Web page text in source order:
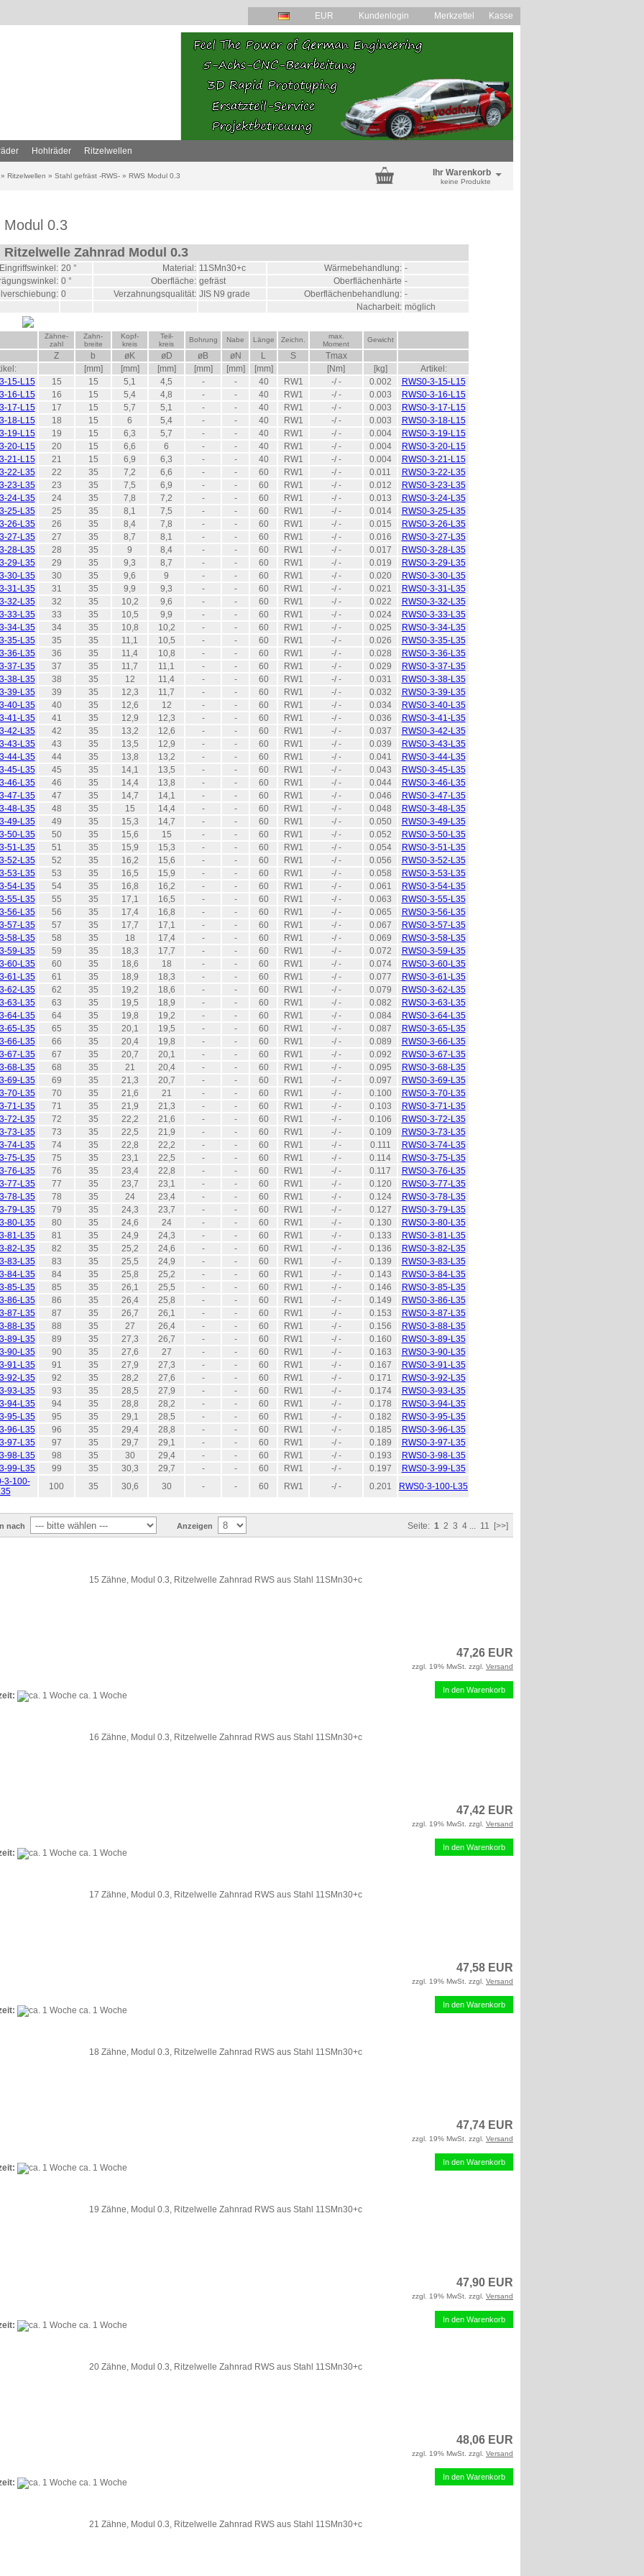
EUR Kundenlogin Merkzettel Kasse
Hohlräder Ritzelwellen
» Ritzelwellen » Stahl gefräst -RWS- » RWS Modul 0.3 Ihr Warenkorb
keine Produkte
Modul 0.3
Ritzelwelle Zahnrad Modul 0.3
Eingriffswinkel: 20 ° Material: 11SMn30+c Wärmebehandlung: -
0 ° Oberfläche: gefräst Oberflächenhärte -
0 Verzahnungsqualität: JIS N9 grade Oberflächenbehandlung: -
Nacharbeit: möglich
Zähne-
zahl
Zahn-
breite
Kopf-
kreis
Teil-
kreis
Bohrung Nabe Länge Zeichn.
max.
Moment
Gewicht
Z b øK øD øB øN L S
Tmax
[mm] [mm] [mm] [mm] [mm] [mm] [Nm] [kg]
Artikel:
15-L15
15 15 5,1 4,5 - - 40 RW1 -/ - 0.002
RWS0-3-15-L15
16-L15
16 15 5,4 4,8 - - 40 RW1 -/ - 0.003
RWS0-3-16-L15
17-L15
17 15 5,7 5,1 - - 40 RW1 -/ - 0.003
RWS0-3-17-L15
18-L15
18 15 6 5,4 - - 40 RW1 -/ - 0.003
RWS0-3-18-L15
19-L15
19 15 6,3 5,7 - - 40 RW1 -/ - 0.004
RWS0-3-19-L15
20-L15
20 15 6,6 6 - - 40 RW1 -/ - 0.004
RWS0-3-20-L15
21-L15
21 15 6,9 6,3 - - 40 RW1 -/ - 0.004
RWS0-3-21-L15
22-L35
22 35 7,2 6,6 - - 60 RW1 -/ - 0.011
RWS0-3-22-L35
23-L35
23 35 7,5 6,9 - - 60 RW1 -/ - 0.012
RWS0-3-23-L35
24-L35
24 35 7,8 7,2 - - 60 RW1 -/ - 0.013
RWS0-3-24-L35
25-L35
25 35 8,1 7,5 - - 60 RW1 -/ - 0.014
RWS0-3-25-L35
26-L35
26 35 8,4 7,8 - - 60 RW1 -/ - 0.015
RWS0-3-26-L35
27-L35
27 35 8,7 8,1 - - 60 RW1 -/ - 0.016
RWS0-3-27-L35
28-L35
28 35 9 8,4 - - 60 RW1 -/ - 0.017
RWS0-3-28-L35
29-L35
29 35 9,3 8,7 - - 60 RW1 -/ - 0.019
RWS0-3-29-L35
30-L35
30 35 9,6 9 - - 60 RW1 -/ - 0.020
RWS0-3-30-L35
31-L35
31 35 9,9 9,3 - - 60 RW1 -/ - 0.021
RWS0-3-31-L35
32-L35
32 35 10,2 9,6 - - 60 RW1 -/ - 0.022
RWS0-3-32-L35
33-L35
33 35 10,5 9,9 - - 60 RW1 -/ - 0.024
RWS0-3-33-L35
34-L35
34 35 10,8 10,2 - - 60 RW1 -/ - 0.025
RWS0-3-34-L35
35-L35
35 35 11,1 10,5 - - 60 RW1 -/ - 0.026
RWS0-3-35-L35
36-L35
36 35 11,4 10,8 - - 60 RW1 -/ - 0.028
RWS0-3-36-L35
37-L35
37 35 11,7 11,1 - - 60 RW1 -/ - 0.029
RWS0-3-37-L35
38-L35
38 35 12 11,4 - - 60 RW1 -/ - 0.031
RWS0-3-38-L35
39-L35
39 35 12,3 11,7 - - 60 RW1 -/ - 0.032
RWS0-3-39-L35
40-L35
40 35 12,6 12 - - 60 RW1 -/ - 0.034
RWS0-3-40-L35
41-L35
41 35 12,9 12,3 - - 60 RW1 -/ - 0.036
RWS0-3-41-L35
42-L35
42 35 13,2 12,6 - - 60 RW1 -/ - 0.037
RWS0-3-42-L35
43-L35
43 35 13,5 12,9 - - 60 RW1 -/ - 0.039
RWS0-3-43-L35
44-L35
44 35 13,8 13,2 - - 60 RW1 -/ - 0.041
RWS0-3-44-L35
45-L35
45 35 14,1 13,5 - - 60 RW1 -/ - 0.043
RWS0-3-45-L35
46-L35
46 35 14,4 13,8 - - 60 RW1 -/ - 0.044
RWS0-3-46-L35
47-L35
47 35 14,7 14,1 - - 60 RW1 -/ - 0.046
RWS0-3-47-L35
48-L35
48 35 15 14,4 - - 60 RW1 -/ - 0.048
RWS0-3-48-L35
49-L35
49 35 15,3 14,7 - - 60 RW1 -/ - 0.050
RWS0-3-49-L35
50-L35
50 35 15,6 15 - - 60 RW1 -/ - 0.052
RWS0-3-50-L35
51-L35
51 35 15,9 15,3 - - 60 RW1 -/ - 0.054
RWS0-3-51-L35
52-L35
52 35 16,2 15,6 - - 60 RW1 -/ - 0.056
RWS0-3-52-L35
53-L35
53 35 16,5 15,9 - - 60 RW1 -/ - 0.058
RWS0-3-53-L35
54-L35
54 35 16,8 16,2 - - 60 RW1 -/ - 0.061
RWS0-3-54-L35
55-L35
55 35 17,1 16,5 - - 60 RW1 -/ - 0.063
RWS0-3-55-L35
56-L35
56 35 17,4 16,8 - - 60 RW1 -/ - 0.065
RWS0-3-56-L35
57-L35
57 35 17,7 17,1 - - 60 RW1 -/ - 0.067
RWS0-3-57-L35
58-L35
58 35 18 17,4 - - 60 RW1 -/ - 0.069
RWS0-3-58-L35
59-L35
59 35 18,3 17,7 - - 60 RW1 -/ - 0.072
RWS0-3-59-L35
60-L35
60 35 18,6 18 - - 60 RW1 -/ - 0.074
RWS0-3-60-L35
61-L35
61 35 18,9 18,3 - - 60 RW1 -/ - 0.077
RWS0-3-61-L35
62-L35
62 35 19,2 18,6 - - 60 RW1 -/ - 0.079
RWS0-3-62-L35
63-L35
63 35 19,5 18,9 - - 60 RW1 -/ - 0.082
RWS0-3-63-L35
64-L35
64 35 19,8 19,2 - - 60 RW1 -/ - 0.084
RWS0-3-64-L35
65-L35
65 35 20,1 19,5 - - 60 RW1 -/ - 0.087
RWS0-3-65-L35
66-L35
66 35 20,4 19,8 - - 60 RW1 -/ - 0.089
RWS0-3-66-L35
67-L35
67 35 20,7 20,1 - - 60 RW1 -/ - 0.092
RWS0-3-67-L35
68-L35
68 35 21 20,4 - - 60 RW1 -/ - 0.095
RWS0-3-68-L35
69-L35
69 35 21,3 20,7 - - 60 RW1 -/ - 0.097
RWS0-3-69-L35
70-L35
70 35 21,6 21 - - 60 RW1 -/ - 0.100
RWS0-3-70-L35
71-L35
71 35 21,9 21,3 - - 60 RW1 -/ - 0.103
RWS0-3-71-L35
72-L35
72 35 22,2 21,6 - - 60 RW1 -/ - 0.106
RWS0-3-72-L35
73-L35
73 35 22,5 21,9 - - 60 RW1 -/ - 0.109
RWS0-3-73-L35
74-L35
74 35 22,8 22,2 - - 60 RW1 -/ - 0.111
RWS0-3-74-L35
75-L35
75 35 23,1 22,5 - - 60 RW1 -/ - 0.114
RWS0-3-75-L35
76-L35
76 35 23,4 22,8 - - 60 RW1 -/ - 0.117
RWS0-3-76-L35
77-L35
77 35 23,7 23,1 - - 60 RW1 -/ - 0.120
RWS0-3-77-L35
78-L35
78 35 24 23,4 - - 60 RW1 -/ - 0.124
RWS0-3-78-L35
79-L35
79 35 24,3 23,7 - - 60 RW1 -/ - 0.127
RWS0-3-79-L35
80-L35
80 35 24,6 24 - - 60 RW1 -/ - 0.130
RWS0-3-80-L35
81-L35
81 35 24,9 24,3 - - 60 RW1 -/ - 0.133
RWS0-3-81-L35
82-L35
82 35 25,2 24,6 - - 60 RW1 -/ - 0.136
RWS0-3-82-L35
83-L35
83 35 25,5 24,9 - - 60 RW1 -/ - 0.139
RWS0-3-83-L35
84-L35
84 35 25,8 25,2 - - 60 RW1 -/ - 0.143
RWS0-3-84-L35
85-L35
85 35 26,1 25,5 - - 60 RW1 -/ - 0.146
RWS0-3-85-L35
86-L35
86 35 26,4 25,8 - - 60 RW1 -/ - 0.149
RWS0-3-86-L35
87-L35
87 35 26,7 26,1 - - 60 RW1 -/ - 0.153
RWS0-3-87-L35
88-L35
88 35 27 26,4 - - 60 RW1 -/ - 0.156
RWS0-3-88-L35
89-L35
89 35 27,3 26,7 - - 60 RW1 -/ - 0.160
RWS0-3-89-L35
90-L35
90 35 27,6 27 - - 60 RW1 -/ - 0.163
RWS0-3-90-L35
91-L35
91 35 27,9 27,3 - - 60 RW1 -/ - 0.167
RWS0-3-91-L35
92-L35
92 35 28,2 27,6 - - 60 RW1 -/ - 0.171
RWS0-3-92-L35
93-L35
93 35 28,5 27,9 - - 60 RW1 -/ - 0.174
RWS0-3-93-L35
94-L35
94 35 28,8 28,2 - - 60 RW1 -/ - 0.178
RWS0-3-94-L35
95-L35
95 35 29,1 28,5 - - 60 RW1 -/ - 0.182
RWS0-3-95-L35
96-L35
96 35 29,4 28,8 - - 60 RW1 -/ - 0.185
RWS0-3-96-L35
97-L35
97 35 29,7 29,1 - - 60 RW1 -/ - 0.189
RWS0-3-97-L35
98-L35
98 35 30 29,4 - - 60 RW1 -/ - 0.193
RWS0-3-98-L35
99-L35
99 35 30,3 29,7 - - 60 RW1 -/ - 0.197
RWS0-3-99-L35
3-100-
100 35 30,6 30 - - 60 RW1 -/ - 0.201 RWS0-3-100-L35
nach Anzeigen Seite: 1 2 3 4 ... 11 [>>]
15 Zähne, Modul 0.3, Ritzelwelle Zahnrad RWS aus Stahl 11SMn30+c
47,26 EUR
zzgl. 19% MwSt. zzgl. Versand
ca. 1 Woche
In den Warenkorb
16 Zähne, Modul 0.3, Ritzelwelle Zahnrad RWS aus Stahl 11SMn30+c
47,42 EUR
zzgl. 19% MwSt. zzgl. Versand
ca. 1 Woche
In den Warenkorb
17 Zähne, Modul 0.3, Ritzelwelle Zahnrad RWS aus Stahl 11SMn30+c
47,58 EUR
zzgl. 19% MwSt. zzgl. Versand
ca. 1 Woche
In den Warenkorb
18 Zähne, Modul 0.3, Ritzelwelle Zahnrad RWS aus Stahl 11SMn30+c
47,74 EUR
zzgl. 19% MwSt. zzgl. Versand
ca. 1 Woche
In den Warenkorb
19 Zähne, Modul 0.3, Ritzelwelle Zahnrad RWS aus Stahl 11SMn30+c
47,90 EUR
zzgl. 19% MwSt. zzgl. Versand
ca. 1 Woche
In den Warenkorb
20 Zähne, Modul 0.3, Ritzelwelle Zahnrad RWS aus Stahl 11SMn30+c
48,06 EUR
zzgl. 19% MwSt. zzgl. Versand
ca. 1 Woche
In den Warenkorb
21 Zähne, Modul 0.3, Ritzelwelle Zahnrad RWS aus Stahl 11SMn30+c